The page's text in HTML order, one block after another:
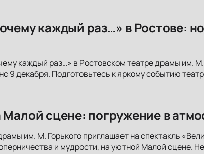
каждый раз…» в Ростове:
каждый раз…» в Ростовском театре драмы им.
9 декабря. Подготовьтесь к яркому событию
сцене: погружение в
им. М. Горького приглашает на спектакль
и мудрости, на уютной Малой сцене.